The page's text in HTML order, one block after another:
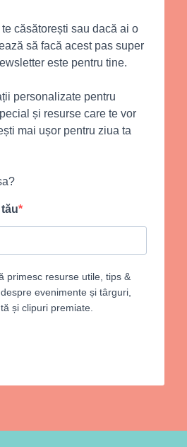
căsătorești sau dacă ai o
să facă acest pas super
este pentru tine.
personalizate pentru
și resurse care te vor
mai ușor pentru ziua ta
primesc resurse utile, tips &
evenimente și târguri,
și clipuri premiate.